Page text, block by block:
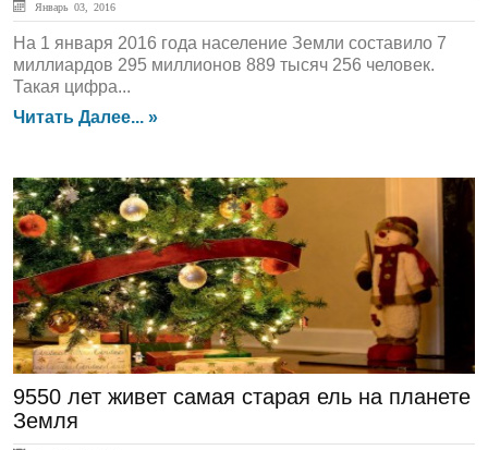
Январь 03, 2016
На 1 января 2016 года население Земли составило 7
миллиардов 295 миллионов 889 тысяч 256 человек.
Такая цифра...
Читать Далее... »
ЛЕНТА НОВОСТЕЙ
9550 лет живет самая старая ель на планете
Земля